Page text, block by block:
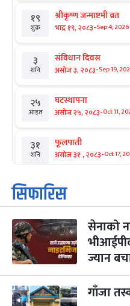
१९
शुक्र
श्रीकृष्ण जन्माष्टमी व्रत
भाद्र १९, २०८३-Sep 4, 2026
३
शनि
संविधान दिवस
असोज ३, २०८३-Sep 19,
२५
आइत
घटस्थापना
असोज २५, २०८३-Oct 11,
३१
शनि
फूलपाती
असोज ३१ , २०८३-Oct 17,
१
आइत
कार्तिक सङ्क्रान्ति
कार्तिक १, २०८३
३
मंगल
महानवमी
कार्तिक ३, २०८३-Oct 20,
४
कार्तिक ४, २०८३
सिफारिस
सेनाको
ज्यान
गाँजा